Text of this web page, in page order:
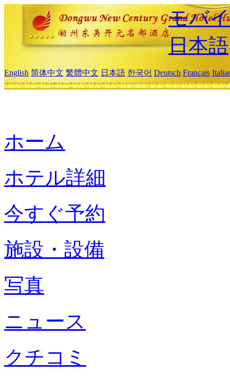
モバ
日本語
English 简体中文 繁體中文 日本語 한국어 Deutsch Français
ホーム
ホテル詳細
今すぐ予約
施設・設備
写真
ニュース
クチコミ